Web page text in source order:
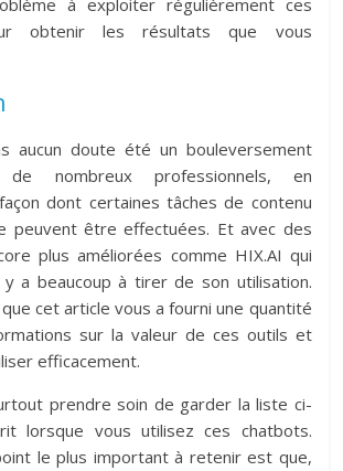
à exploiter régulièrement ces
obtenir les résultats que vous
aucun doute été un bouleversement
nombreux professionnels, en
dont certaines tâches de contenu
peuvent être effectuées. Et avec des
plus améliorées comme HIX.AI qui
y a beaucoup à tirer de son utilisation.
cet article vous a fourni une quantité
sur la valeur de ces outils et
efficacement.
prendre soin de garder la liste ci-
lorsque vous utilisez ces chatbots.
le plus important à retenir est que,